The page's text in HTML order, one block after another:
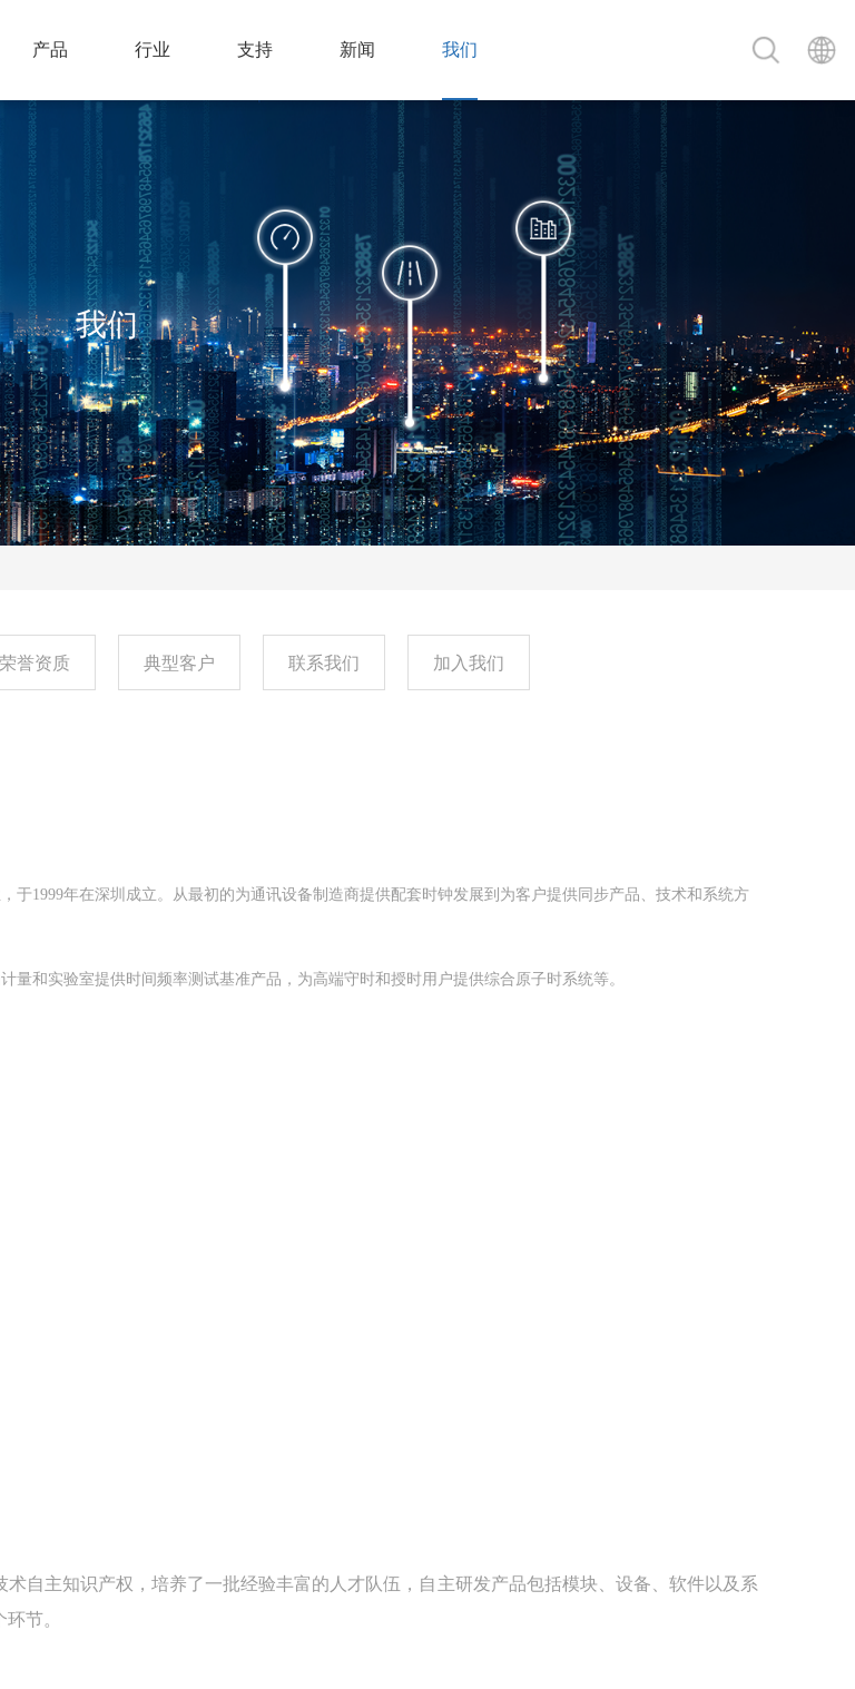
产品 行业 支持 新闻 我们
我们
荣誉资质 典型客户 联系我们 加入我们
1999年在深圳成立。从最初的为通讯设备制造商提供配套时钟发展到为客户提供同步产品、技术和系统方
和实验室提供时间频率测试基准产品，为高端守时和授时用户提供综合原子时系统等。
自主知识产权，培养了一批经验丰富的人才队伍，自主研发产品包括模块、设备、软件以及系
节。